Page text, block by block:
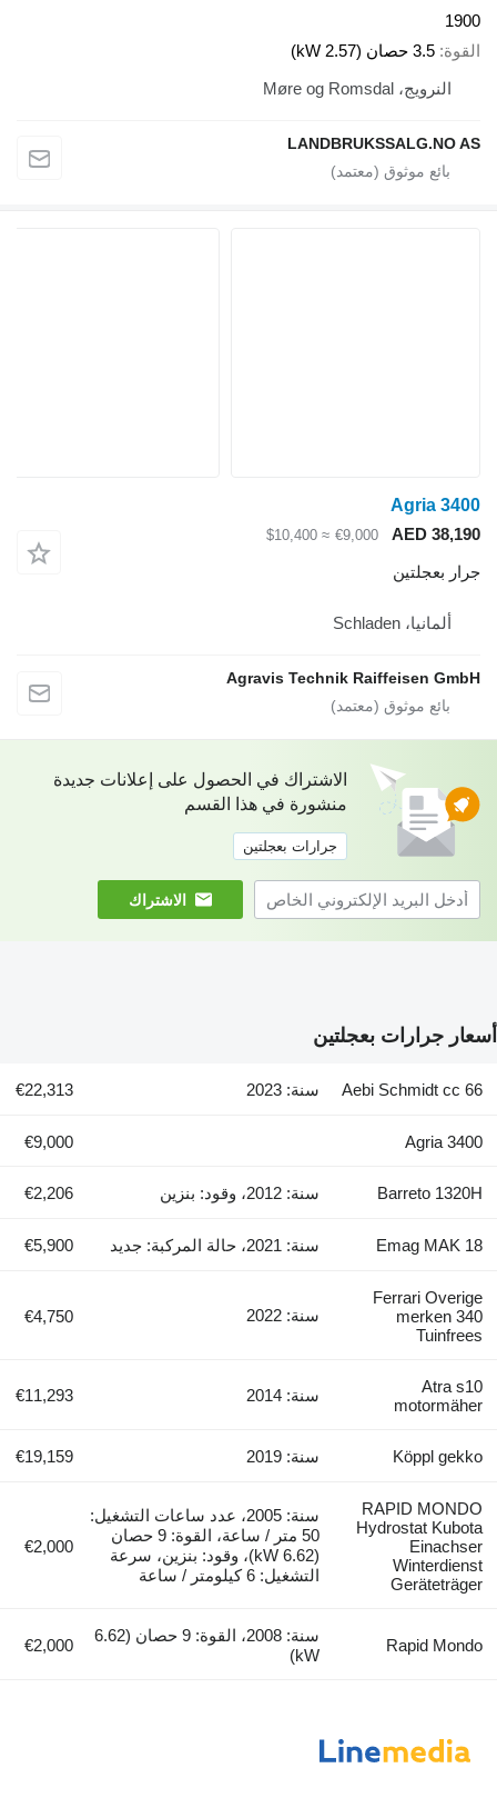
Agravis
في الحصول على إعلانات جديدة
في هذا القسم
بعجلتين
الاشتراك
سنة: 2023
سنة: 2012، وقود: بنزين €2,206
سنة: 2021، حالة المركبة: جديد €5,900
سنة: 2022
سنة: 2014
سنة: 2019
سنة: 2005، عدد ساعات التشغيل:
50 متر / ساعة، القوة: 9 حصان
(6.62 kW)، وقود: بنزين، سرعة
التشغيل: 6 كيلومتر / ساعة
€2,000
سنة: 2008، القوة: 9 حصان (6.62
kW)
€2,000